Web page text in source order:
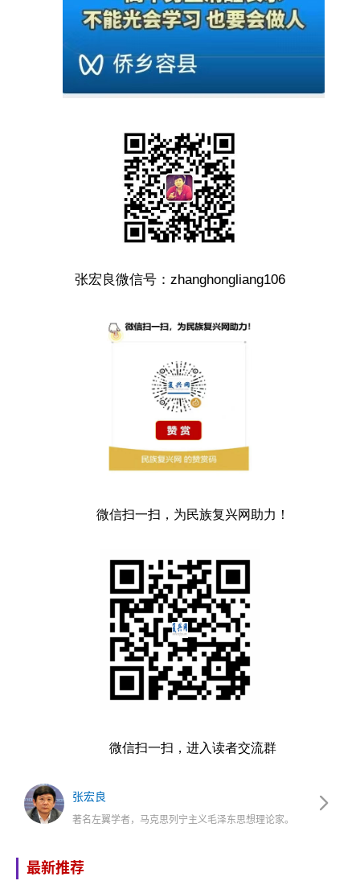
张宏良微信号：zhanghongliang106
微信扫一扫，为民族复兴网助力！
微信扫一扫，进入读者交流群
张宏良
著名左翼学者，马克思列宁主义毛泽东思想理论家。
最新推荐